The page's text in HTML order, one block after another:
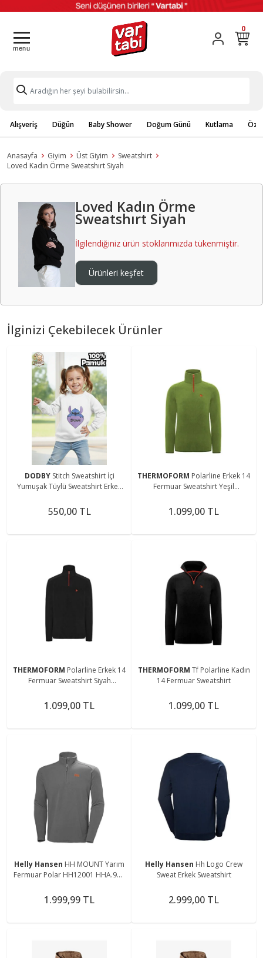
0
Alışveriş Düğün Baby Shower Doğum Günü Kutlama
Anasayfa Giyim Üst Giyim
Sweatshirt
Loved Kadın Örme Sweatshırt Siyah
Loved Kadın Örme
Sweatshırt Siyah
İlgilendiğiniz ürün stoklarımızda tükenmiştir.
Ürünleri keşfet
İlginizi Çekebilecek Ürünler
DODBY Stitch Sweatshirt İçi
Yumuşak Tüylü Sweatshirt Erkek
Stitch Kıyafet
550,00 TL
THERMOFORM Polarline Erkek 14
Fermuar Sweatshirt Yeşil
1.099,00 TL
THERMOFORM Polarline Erkek 14
Fermuar Sweatshirt Siyah
1.099,00 TL
THERMOFORM Tf Polarline Kadın
14 Fermuar Sweatshirt
1.099,00 TL
Helly Hansen HH MOUNT Yarım
Fermuar Polar HH12001 HHA.971
1.999,99 TL
Helly Hansen Hh Logo Crew
Sweat Erkek Sweatshirt
2.999,00 TL